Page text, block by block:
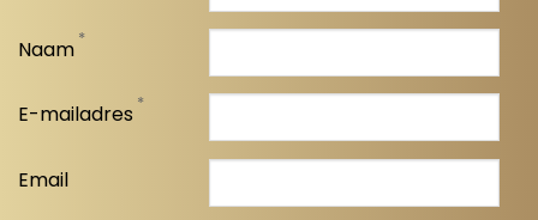
Naam *
E-mailadres *
Email